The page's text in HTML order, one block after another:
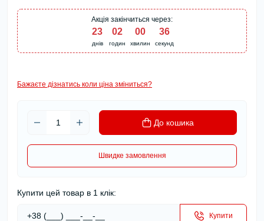
Акція закінчиться через:
23
днів
02
годин
00
хвилин
35
секунд
Бажаєте дізнатись коли ціна зміниться?
До кошика
Швидке замовлення
Купити цей товар в 1 клік:
Купити